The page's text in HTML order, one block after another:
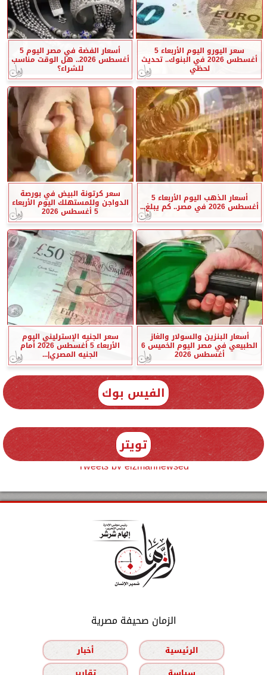
سعر اليورو اليوم الأربعاء 5
أغسطس 2026 في البنوك.. تحديث
لحظي
أسعار الفضة في مصر اليوم 5
أغسطس 2026.. هل الوقت مناسب
للشراء؟
أسعار الذهب اليوم الأربعاء 5
أغسطس 2026 في مصر.. كم يبلغ...
سعر كرتونة البيض في بورصة
الدواجن وللمستهلك اليوم الأربعاء
5 أغسطس 2026
أسعار البنزين والسولار والغاز
الطبيعي في مصر اليوم الخميس 6
أغسطس 2026
سعر الجنيه الإسترليني اليوم
الأربعاء 5 أغسطس 2026 أمام
الجنيه المصري|...
الفيس بوك
تويتر
Tweets by elzmannewseg
الزمان صحيفة مصرية
الرئيسية
أخبار